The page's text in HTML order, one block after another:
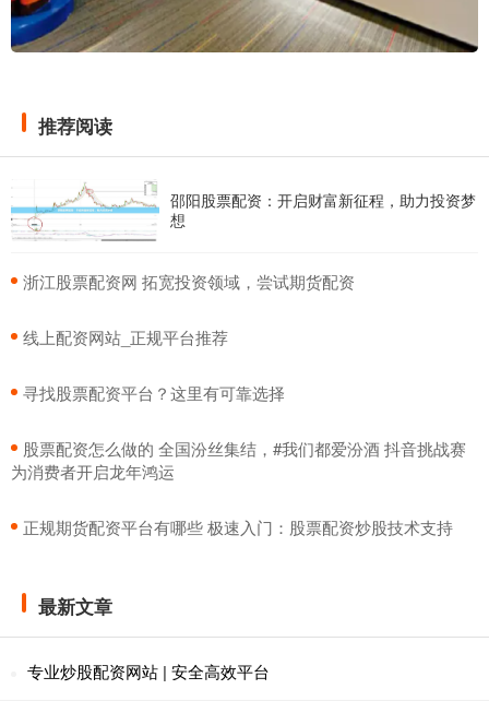
推荐阅读
邵阳股票配资：开启财富新征程，助力投资梦
想
​浙江股票配资网 拓宽投资领域，尝试期货配资
​线上配资网站_正规平台推荐
​寻找股票配资平台？这里有可靠选择
​股票配资怎么做的 全国汾丝集结，#我们都爱汾酒 抖音挑战赛
为消费者开启龙年鸿运
​正规期货配资平台有哪些 极速入门：股票配资炒股技术支持
最新文章
专业炒股配资网站 | 安全高效平台